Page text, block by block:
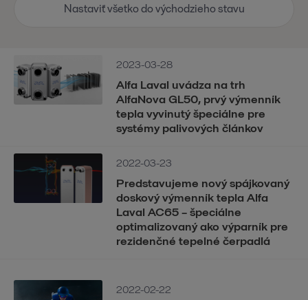
2023-03-28
Alfa Laval uvádza na trh
AlfaNova GL50, prvý výmenník
tepla vyvinutý špeciálne pre
systémy palivových článkov
2022-03-23
Predstavujeme nový spájkovaný
doskový výmenník tepla Alfa
Laval AC65 – špeciálne
optimalizovaný ako výparník pre
rezidenčné tepelné čerpadlá
2022-02-22
Nastaviť všetko do východzieho stavu